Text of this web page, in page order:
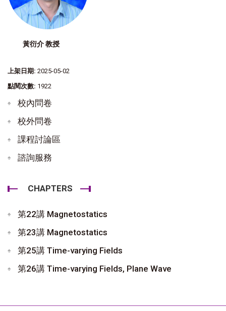
黃衍介 教授
上架日期: 2025-05-02
點閱次數: 1922
校內問卷
校外問卷
課程討論區
諮詢服務
CHAPTERS
第22講 Magnetostatics
第23講 Magnetostatics
第25講 Time-varying Fields
第26講 Time-varying Fields, Plane Wave